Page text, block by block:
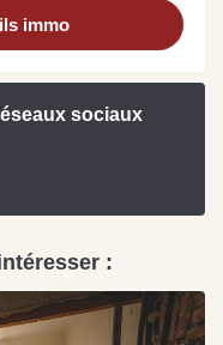
immo
sociaux
: